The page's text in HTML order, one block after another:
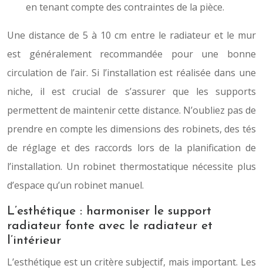
en tenant compte des contraintes de la pièce.
Une distance de 5 à 10 cm entre le radiateur et le mur
est généralement recommandée pour une bonne
circulation de l’air. Si l’installation est réalisée dans une
niche, il est crucial de s’assurer que les supports
permettent de maintenir cette distance. N’oubliez pas de
prendre en compte les dimensions des robinets, des tés
de réglage et des raccords lors de la planification de
l’installation. Un robinet thermostatique nécessite plus
d’espace qu’un robinet manuel.
L’esthétique : harmoniser le support
radiateur fonte avec le radiateur et
l’intérieur
L’esthétique est un critère subjectif, mais important. Les